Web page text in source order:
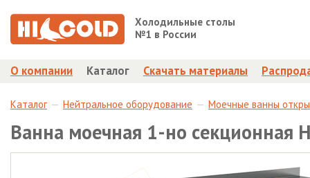
Холодильные столы
№1 в России
О компании Каталог Скачать материалы
Каталог Нейтральное оборудование Моечные ванны
Ванна моечная 1-но